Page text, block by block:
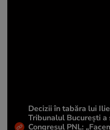
Decizii în tabăra lui
Tribunalul București
Congresul PNL: